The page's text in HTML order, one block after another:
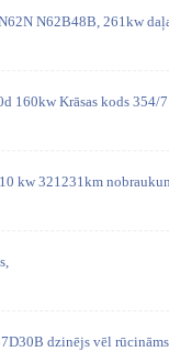
N62B48B, 261kw
160kw Krāsas kods
kw 321231km
dzinējs vēl